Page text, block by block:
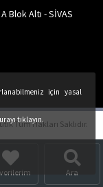
Blok Altı - SİVAS
Tüm Hakları Saklıdır.
Ara
için yasal
tıklayın.